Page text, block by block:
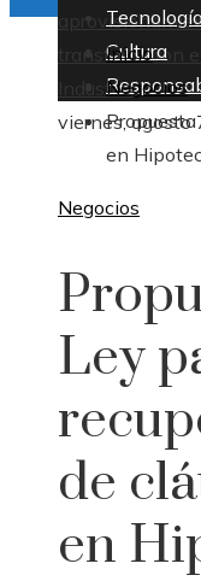
transformaron
Industrial
viernes, agosto
Cultura
Inicio
Negocios
Propuesta
en
Negocios
Ley
de
en